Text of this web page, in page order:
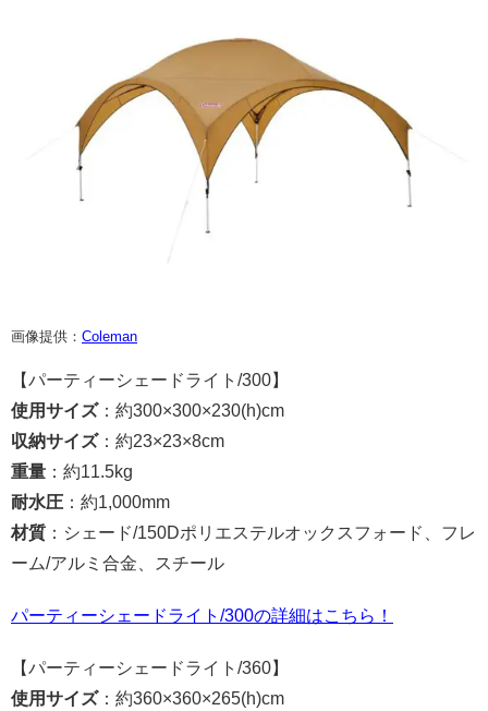
画像提供： Coleman
【パーティーシェードライト/300】
使用サイズ：約300×300×230(h)cm
収納サイズ：約23×23×8cm
重量 ：約11.5kg
耐水圧 ：約1,000mm
材質 ：シェード/150Dポリエステルオックスフォード、フレ
ーム/アルミ合金、スチール
パーティーシェードライト/300の詳細はこちら！
【パーティーシェードライト/360】
使用サイズ：約360×360×265(h)cm